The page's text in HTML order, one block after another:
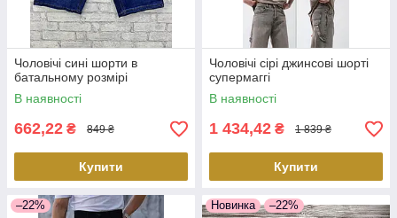
Чоловічі сині шорти в
батальному розмірі
В наявності
662,22 ₴ 849 ₴
Купити
Чоловічі сірі джинсові шорті
супермаггі
В наявності
1 434,42 ₴ 1 839 ₴
Купити
–22% Новинка –22%